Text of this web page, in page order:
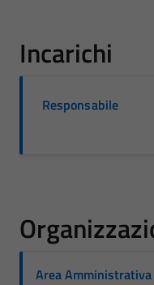
Incarichi
Responsabile
Area Amministrativa